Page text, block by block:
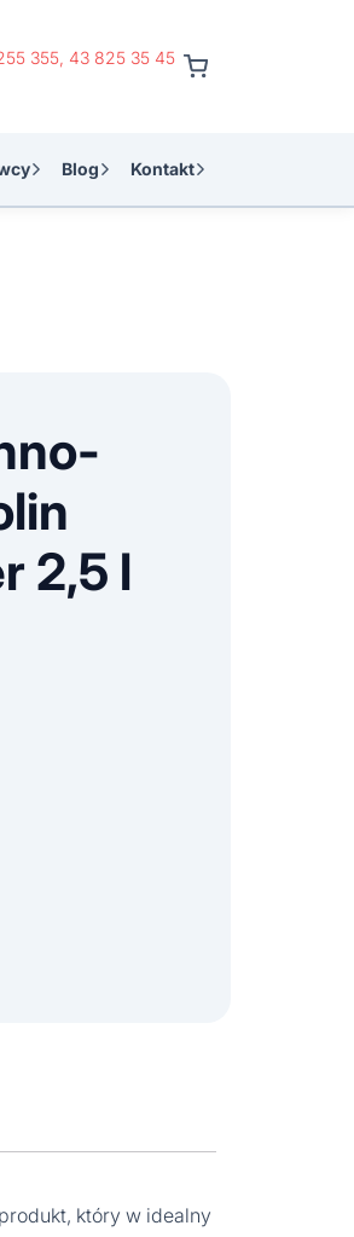
355 43 825 35 45
Blog Kontakt
2,5 l
który w idealny